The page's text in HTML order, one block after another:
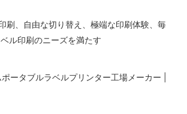
刷、自由な切り替え、極端な印刷体験、毎
ル印刷のニーズを満たす